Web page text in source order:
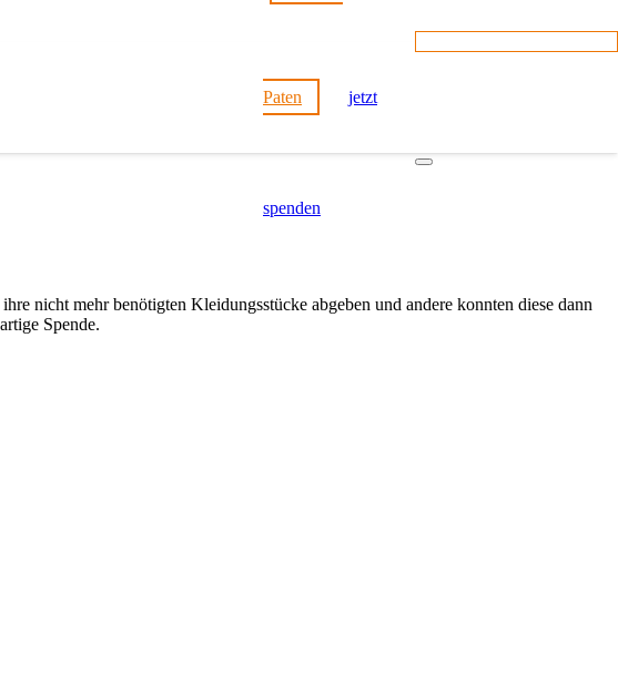
Paten jetzt
spenden
nicht mehr benötigten Kleidungsstücke abgeben und andere konnten diese dann
Spende.